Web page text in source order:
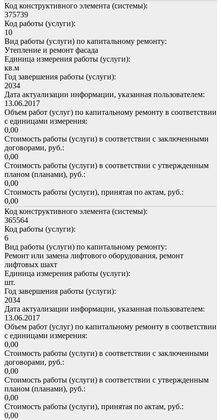
Код конструктивного элемента (системы):
375739
Код работы (услуги):
10
Вид работы (услуги) по капитальному ремонту:
Утепление и ремонт фасада
Единица измерения работы (услуги):
кв.м
Год завершения работы (услуги):
2034
Дата актуализации информации, указанная пользователем:
13.06.2017
Объем работ (услуг) по капитальному ремонту в соответствии
с единицами измерения:
0,00
Стоимость работы (услуги) в соответствии с заключенными
договорами, руб.:
0,00
Стоимость работы (услуги) в соответствии с утвержденным
планом (планами), руб.:
0,00
Стоимость работы (услуги), принятая по актам, руб.:
0,00
Код конструктивного элемента (системы):
365564
Код работы (услуги):
6
Вид работы (услуги) по капитальному ремонту:
Ремонт или замена лифтового оборудования, ремонт
лифтовых шахт
Единица измерения работы (услуги):
шт.
Год завершения работы (услуги):
2034
Дата актуализации информации, указанная пользователем:
13.06.2017
Объем работ (услуг) по капитальному ремонту в соответствии
с единицами измерения:
0,00
Стоимость работы (услуги) в соответствии с заключенными
договорами, руб.:
0,00
Стоимость работы (услуги) в соответствии с утвержденным
планом (планами), руб.:
0,00
Стоимость работы (услуги), принятая по актам, руб.:
0,00